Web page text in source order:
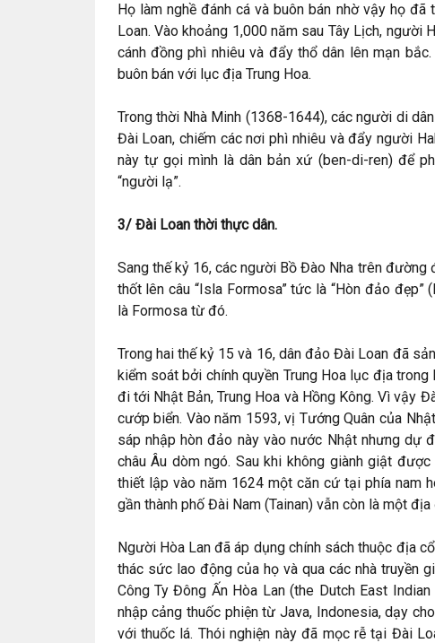
Họ làm nghề đánh cá và buôn bán nhờ vậy họ
Loan. Vào khoảng 1,000 năm sau Tây Lịch,
cánh đồng phì nhiêu và đẩy thổ dân lên mạn
buôn bán với lục địa Trung Hoa.
Trong thời Nhà Minh (1368-1644), các người di
Đài Loan, chiếm các nơi phì nhiêu và đẩy người
này tự gọi mình là dân bản xứ (ben-di-ren) để
“người lạ”.
3/ Đài Loan thời thực dân.
Sang thế kỷ 16, các người Bồ Đào Nha trên
thốt lên câu “Isla Formosa” tức là “Hòn đảo
là Formosa từ đó.
Trong hai thế kỷ 15 và 16, dân đảo Đài Loan đã
kiểm soát bởi chính quyền Trung Hoa lục địa
đi tới Nhật Bản, Trung Hoa và Hồng Kông. Vì vậy
cướp biển. Vào năm 1593, vị Tướng Quân của
sáp nhập hòn đảo này vào nước Nhật nhưng dự
châu Âu dòm ngó. Sau khi không giành giật
thiết lập vào năm 1624 một căn cứ tại phía nam
gần thành phố Đài Nam (Tainan) vẫn còn là một
Người Hòa Lan đã áp dụng chính sách thuộc địa
thác sức lao động của họ và qua các nhà truyền
Công Ty Đông Ấn Hòa Lan (the Dutch East
nhập cảng thuốc phiện từ Java, Indonesia, dạy
với thuốc lá. Thói nghiện này đã mọc rễ tại Đài